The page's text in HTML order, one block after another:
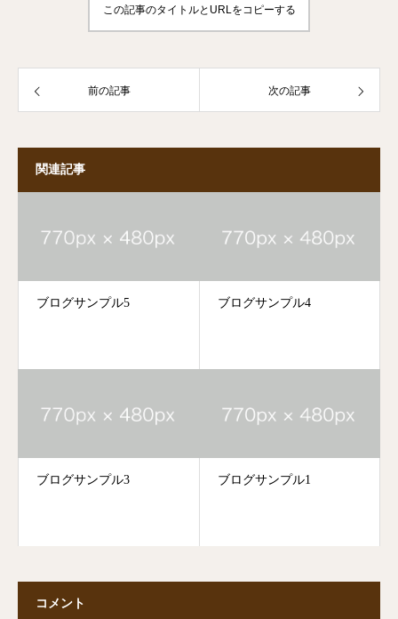
この記事のタイトルとURLをコピーする
前の記事 次の記事
関連記事
ブログサンプル5 ブログサンプル4
ブログサンプル3 ブログサンプル1
コメント